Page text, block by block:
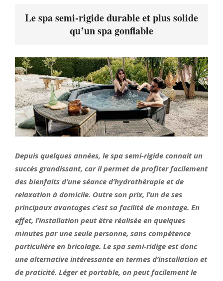
Le spa semi-rigide durable et plus solide
qu’un spa gonflable
Depuis quelques années, le spa semi-rigide connait un
succès grandissant, car il permet de profiter facilement
des bienfaits d’une séance d’hydrothérapie et de
relaxation à domicile. Outre son prix, l’un de ses
principaux avantages c’est sa facilité de montage. En
effet, l’installation peut être réalisée en quelques
minutes par une seule personne, sans compétence
particulière en bricolage. Le spa semi-ridige est donc
une alternative intéressante en termes d’installation et
de praticité. Léger et portable, on peut facilement le